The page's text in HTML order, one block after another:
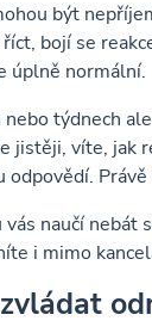
být
bojí se
úplně normální.
nebo týdnech
jistěji, víte, jak
odpovědí.
naučí nebát
i mimo